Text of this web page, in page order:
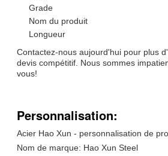
Grade
Nom du produit
Longueur
Contactez-nous aujourd'hui pour plus
devis compétitif. Nous sommes
vous!
Personnalisation:
Acier Hao Xun - personnalisation de
Nom de marque: Hao Xun Steel